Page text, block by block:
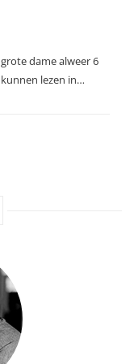
dame alweer 6
lezen in…